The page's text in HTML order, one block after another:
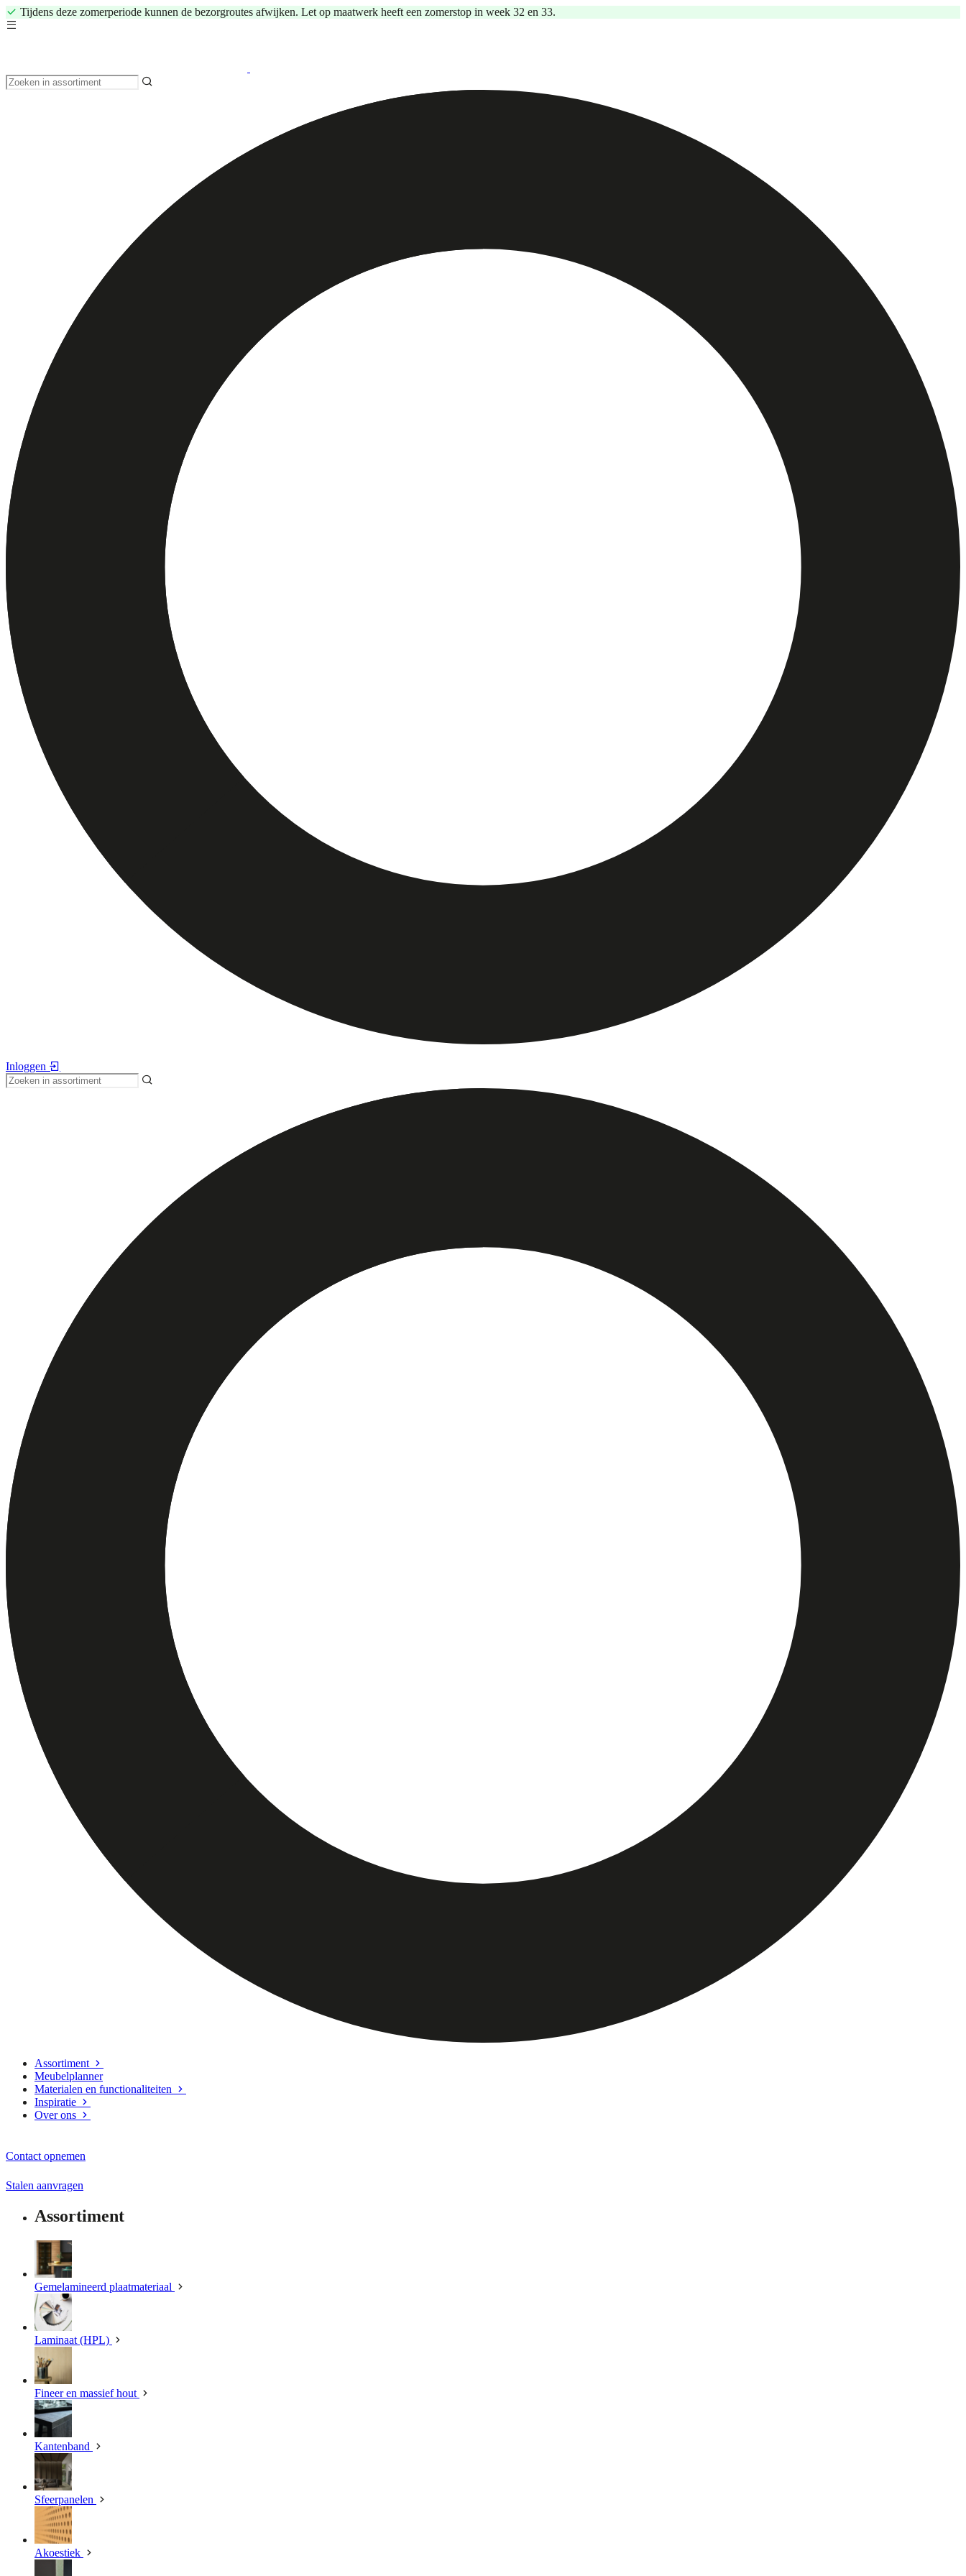
Tijdens deze zomerperiode kunnen de bezorgroutes afwijken. Let op maatwerk heeft een zomerstop in week 32 en 33.
Inloggen
Assortiment
Meubelplanner
Materialen en functionaliteiten
Inspiratie
Over ons
Contact opnemen
Stalen aanvragen
Assortiment
Gemelamineerd plaatmateriaal
Laminaat (HPL)
Fineer en massief hout
Kantenband
Sfeerpanelen
Akoestiek